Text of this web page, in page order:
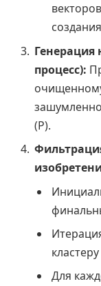
создания
процесс):
(P).
кластеру
Для